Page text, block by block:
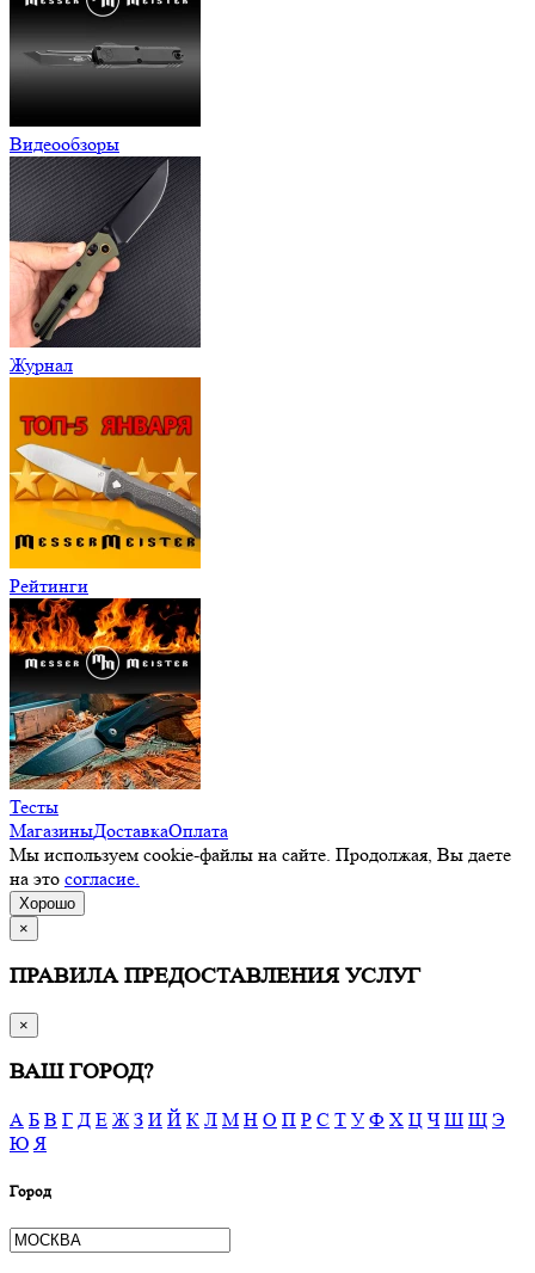
Видеообзоры
Журнал
Рейтинги
Тесты
МагазиныДоставкаОплата
Мы используем cookie-файлы на сайте. Продолжая, Вы даете
на это согласие.
Хорошо
×
ПРАВИЛА ПРЕДОСТАВЛЕНИЯ УСЛУГ
×
ВАШ ГОРОД?
А Б В Г Д Е Ж З И Й К Л М Н О П Р С Т У Ф Х Ц Ч Ш Щ Э
Ю Я
Город